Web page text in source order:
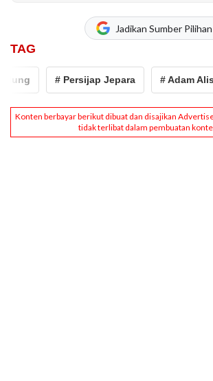
Jadikan Sumber Pilihan
TAG
# Persijap Jepara # Adam Alis